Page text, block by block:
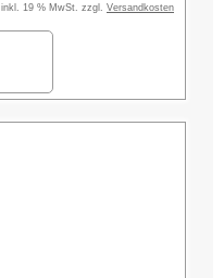
inkl. 19 % MwSt. zzgl. Versandkosten